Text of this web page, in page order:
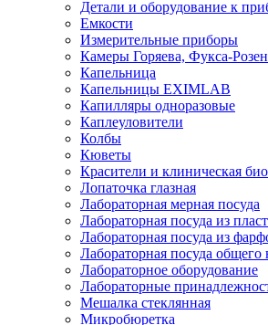
Детали и оборудование к
Емкости
Измерительные приборы
Камеры Горяева, Фукса-
Капельница
Капельницы EXIMLAB
Капилляры одноразовые
Каплеуловители
Колбы
Кюветы
Красители и клиническая
Лопаточка глазная
Лабораторная мерная посуда
Лабораторная посуда из
Лабораторная посуда из
Лабораторная посуда общего
Лабораторное оборудование
Лабораторные
Мешалка стеклянная
Микробюретка